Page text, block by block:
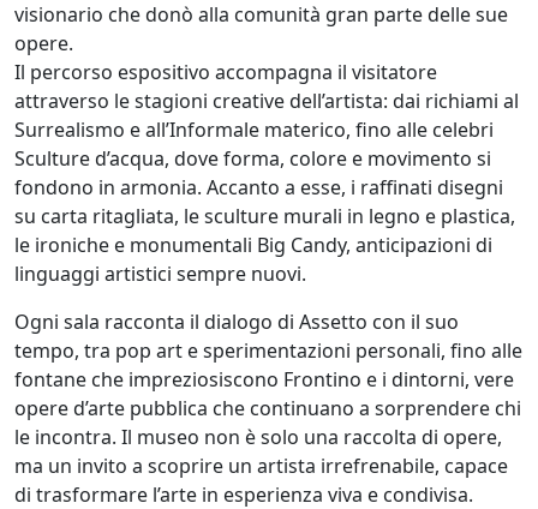
visionario che donò alla comunità gran parte delle sue
opere.
Il percorso espositivo accompagna il visitatore
attraverso le stagioni creative dell’artista: dai richiami al
Surrealismo e all’Informale materico, fino alle celebri
Sculture d’acqua, dove forma, colore e movimento si
fondono in armonia. Accanto a esse, i raffinati disegni
su carta ritagliata, le sculture murali in legno e plastica,
le ironiche e monumentali Big Candy, anticipazioni di
linguaggi artistici sempre nuovi.
Ogni sala racconta il dialogo di Assetto con il suo
tempo, tra pop art e sperimentazioni personali, fino alle
fontane che impreziosiscono Frontino e i dintorni, vere
opere d’arte pubblica che continuano a sorprendere chi
le incontra. Il museo non è solo una raccolta di opere,
ma un invito a scoprire un artista irrefrenabile, capace
di trasformare l’arte in esperienza viva e condivisa.